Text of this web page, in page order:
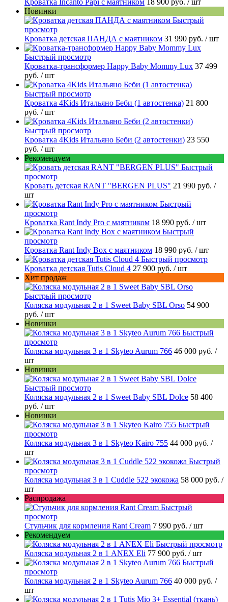
Кроватка Incanto Papi с маятником 18 900 руб. / шт
Новинки
Быстрый
просмотр
Кроватка детская ПАНДА с маятником 31 990 руб. / шт
Быстрый просмотр
Кроватка-трансформер Happy Baby Mommy Lux 37 499
руб. / шт
Быстрый просмотр
Кроватка 4Kids Итальяно Беби (1 автостенка) 21 800
руб. / шт
Быстрый просмотр
Кроватка 4Kids Итальяно Беби (2 автостенки) 23 550
руб. / шт
Рекомендуем
Быстрый
просмотр
Кровать детская RANT "BERGEN PLUS" 21 990 руб. /
шт
Быстрый
просмотр
Кроватка Rant Indy Pro с маятником 18 990 руб. / шт
Быстрый
просмотр
Кроватка Rant Indy Box с маятником 18 990 руб. / шт
Быстрый просмотр
Кроватка детская Tutis Cloud 4 27 900 руб. / шт
Хит продаж
Быстрый просмотр
Коляска модульная 2 в 1 Sweet Baby SBL Orso 54 900
руб. / шт
Новинки
Быстрый
просмотр
Коляска модульная 3 в 1 Skyteo Aurum 766 46 000 руб. /
шт
Новинки
Быстрый просмотр
Коляска модульная 2 в 1 Sweet Baby SBL Dolce 58 400
руб. / шт
Новинки
Быстрый
просмотр
Коляска модульная 3 в 1 Skyteo Kairo 755 44 000 руб. /
шт
Быстрый
просмотр
Коляска модульная 3 в 1 Cuddle 522 экокожа 58 000 руб. /
шт
Распродажа
Быстрый
просмотр
Стульчик для кормления Rant Cream 7 990 руб. / шт
Рекомендуем
Быстрый просмотр
Коляска модульная 2 в 1 ANEX Eli 77 900 руб. / шт
Быстрый
просмотр
Коляска модульная 2 в 1 Skyteo Aurum 766 40 000 руб. /
шт